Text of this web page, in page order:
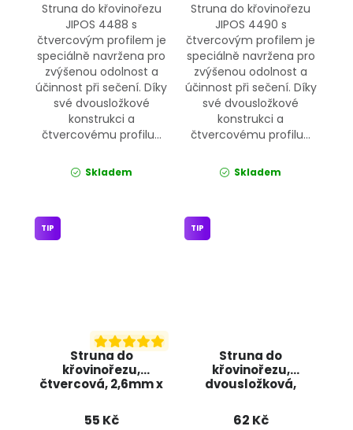
Struna do křovinořezu
JIPOS 4488 s
čtvercovým profilem je
speciálně navržena pro
zvýšenou odolnost a
účinnost při sečení. Díky
své dvousložkové
konstrukci a
čtvercovému profilu...
Skladem
Struna do křovinořezu
JIPOS 4490 s
čtvercovým profilem je
speciálně navržena pro
zvýšenou odolnost a
účinnost při sečení. Díky
své dvousložkové
konstrukci a
čtvercovému profilu...
Skladem
Struna do
křovinořezu,
čtvercová, 2,6mm x
TIP
55 Kč
Struna do
křovinořezu,
dvousložková,
JIPOS
TIP
62 Kč